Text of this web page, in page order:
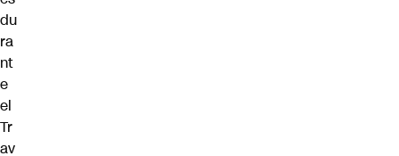
du
ra
nt
e
el
Tr
av